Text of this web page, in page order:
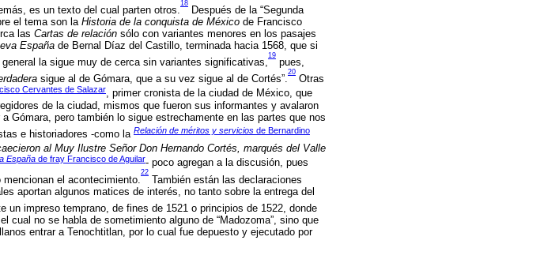
es un texto del cual parten otros.
18
Después de la “Segunda
el tema son la Historia de la conquista de México de Francisco
las Cartas de relación sólo con variantes menores en los pasajes
España de Bernal Díaz del Castillo, terminada hacia 1568, que si
la sigue muy de cerca sin variantes significativas,
19
pues,
sigue al de Gómara, que a su vez sigue al de Cortés”.
20
Otras
Cervantes de Salazar, primer cronista de la ciudad de México, que
de la ciudad, mismos que fueron sus informantes y avalaron
Gómara, pero también lo sigue estrechamente en las partes que nos
e historiadores -como la Relación de méritos y servicios de Bernardino
al Muy Ilustre Señor Don Hernando Cortés, marqués del Valle
España de fray Francisco de Aguilar- poco agregan a la discusión, pues
el acontecimiento.
22
También están las declaraciones
aportan algunos matices de interés, no tanto sobre la entrega del
un impreso temprano, de fines de 1521 o principios de 1522, donde
cual no se habla de sometimiento alguno de “Madozoma”, sino que
entrar a Tenochtitlan, por lo cual fue depuesto y ejecutado por